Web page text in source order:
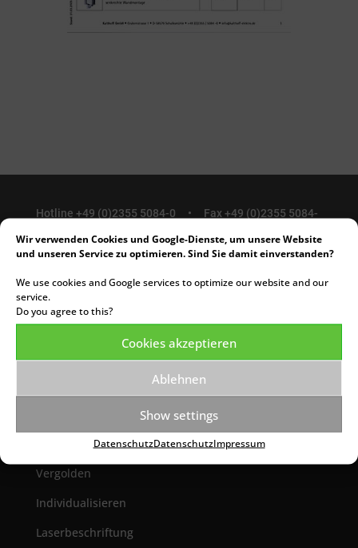
Wir verwenden Cookies und Google-Dienste, um unsere Website
und unseren Service zu optimieren. Sind Sie damit einverstanden?
We use cookies and Google services to optimize our website and our
service.
Do you agree to this?
Cookies akzeptieren
Ablehnen
Show settings
DatenschutzDatenschutzImpressum
Hotline +49 (0)2355 5084-0 • Fax +49 (0)2355 5084-
info@kalthoff-elektro.de• © KALTHOFF GmbH 2026
Dienstleistungen
Vergolden
Individualisieren
Laserbeschriftung